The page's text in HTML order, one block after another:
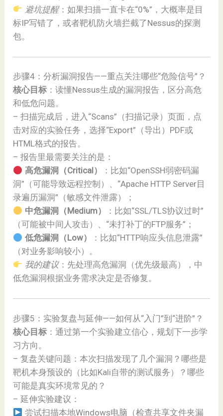
避坑提醒：如果扫描一直卡在“0%”，大概率是目
标IP写错了，或者靶机防火墙拦截了Nessus的探测
包。
步骤4：分析漏洞报告——重点关注哪些“危险信号”？
核心目标 ：读懂Nessus生成的漏洞报告，区分高危
和低危问题。
– 扫描完成后，进入“Scans”（扫描记录）页面，点
击对应的实验任务，选择“Export”（导出）PDF或
HTML格式的报告。
– 报告里最需要关注的是：
高危漏洞（Critical）
：比如“OpenSSH弱密码漏
洞”（可能导致远程控制）、“Apache HTTP Server目
录遍历漏洞”（敏感文件泄露）；
中危漏洞（Medium）
：比如“SSL/TLS协议过时”
（可能被中间人攻击）、“未打补丁的FTP服务”；
低危漏洞（Low）
：比如“HTTP响应头信息泄露”
（对业务影响较小）。
我的建议：先处理高危漏洞（优先级最高），中
低危漏洞根据业务需求决定是否修复。
步骤5：实验复盘与延伸——如何从“入门”到“进阶”？
核心目标 ：通过第一个实验建立信心，规划下一步学
习方向。
– 复盘关键问题：本次扫描发现了几个漏洞？哪些是
靶机本身预设的（比如Kali自带的测试服务）？哪些
可能是真实环境常见的？
– 延伸实验建议：
尝试扫描本地Windows电脑（检查共享文件夹漏